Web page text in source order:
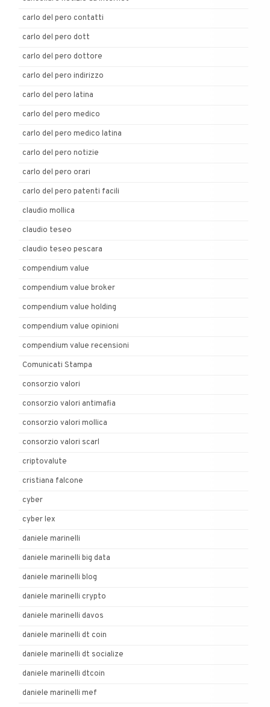
carlo del pero contatti
carlo del pero dott
carlo del pero dottore
carlo del pero indirizzo
carlo del pero latina
carlo del pero medico
carlo del pero medico latina
carlo del pero notizie
carlo del pero orari
carlo del pero patenti facili
claudio mollica
claudio teseo
claudio teseo pescara
compendium value
compendium value broker
compendium value holding
compendium value opinioni
compendium value recensioni
Comunicati Stampa
consorzio valori
consorzio valori antimafia
consorzio valori mollica
consorzio valori scarl
criptovalute
cristiana falcone
cyber
cyber lex
daniele marinelli
daniele marinelli big data
daniele marinelli blog
daniele marinelli crypto
daniele marinelli davos
daniele marinelli dt coin
daniele marinelli dt socialize
daniele marinelli dtcoin
daniele marinelli mef